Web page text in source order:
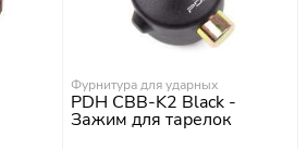
Фурнитура для ударных
PDH CBB-K2 Black -
Зажим для тарелок